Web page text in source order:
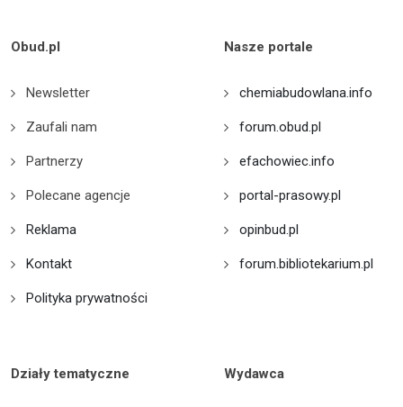
Obud.pl
Newsletter
Zaufali nam
Partnerzy
Polecane agencje
Reklama
Kontakt
Polityka prywatności
Nasze portale
chemiabudowlana.info
forum.obud.pl
efachowiec.info
portal-prasowy.pl
opinbud.pl
forum.bibliotekarium.pl
Działy tematyczne Wydawca